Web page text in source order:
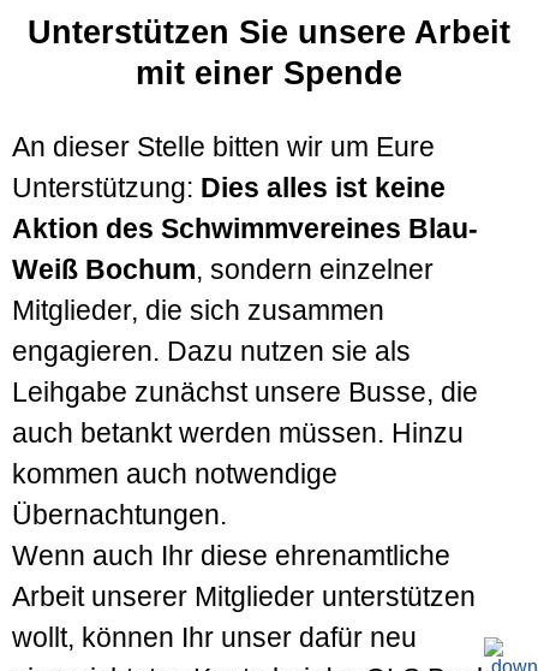
Unterstützen Sie unsere Arbeit
mit einer Spende
An dieser Stelle bitten wir um Eure
Unterstützung: Dies alles ist keine
Aktion des Schwimmvereines Blau-
Weiß Bochum, sondern einzelner
Mitglieder, die sich zusammen
engagieren. Dazu nutzen sie als
Leihgabe zunächst unsere Busse, die
auch betankt werden müssen. Hinzu
kommen auch notwendige
Übernachtungen.
Wenn auch Ihr diese ehrenamtliche
Arbeit unserer Mitglieder unterstützen
wollt, können Ihr unser dafür neu